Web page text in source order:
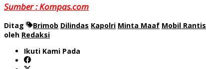
Sumber : Kompas.com
Ditag Brimob Dilindas Kapolri Minta Maaf Mobil Rantis
oleh Redaksi
Ikuti Kami Pada